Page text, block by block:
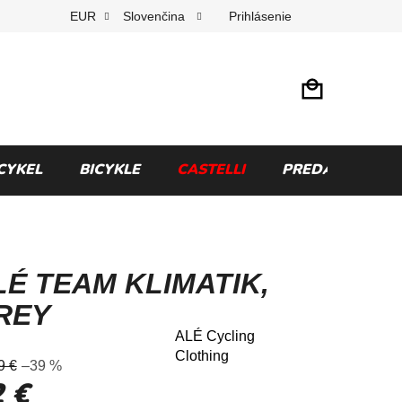
EUR Slovenčina Prihlásenie
BICYKLE CASTELLI PREDÁVANÉ
TEAM KLIMATIK,
ALÉ Cycling
Clothing
€ –39 %